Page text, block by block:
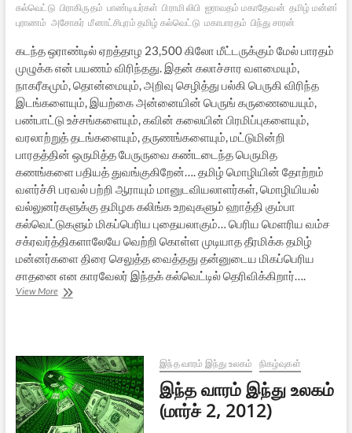
கல்வெட்டு பிராகிருதம் பாண்டியர்கள் பிராமி லிபி ஐராவதம் மகாதேவன் தமிழ்
புராணம் அசோகர் மீனாட்சிபுரம் தமிழ் கல்வெட்டு மகாபாரதம் பிந்து சாரன்
கடந்த ஒராண்டில் ஏறத்தாழ 23,500 கிலோ மீட்டருக்கும் மேல் பாரதம்
முழுக்க என் பயணம் விரிந்தது. இதன் கலாச்சார வளமையும்,
நாகரீகமும், தொன்மையும், அறிவு செழித்து பல்கி பெருகி விரிந்த
இடங்களையும், இயற்கை அன்னையின் பெருங் கருணையையும்,
பண்பாட்டு உச்சங்களையும், கவின் கலையின் பிரமிப்புகளையும்,
வரலாற்றுத் தடங்களையும், தருணங்களையும், மட்டுமின்றி
பாரதத்தின் ஒருமித்த பேருருவை கண்டடைந்த பெருமித
கணங்களை பதியத் துவங்குகிறேன்…. தமிழ் மொழியின் தோற்றம்
வளர்ச்சி பரவல் பற்றி ஆராயும் மானுடவியலாளர்கள், மொழியியல்
வல்லுனர்களுக்கு தமிழக கலிங்க உறவுகளும் ஹாத்தி கும்பா
கல்வெட்டுகளும் மிகப்பெரிய புதையலாகும்… பெரிய மெளரிய வம்ச
சக்ரவர்த்திகளாலேயே வெற்றி கொள்ள முடியாத தீரமிக்க தமிழ்
மன்னர்களை திரை செலுத்த வைத்தது தன்னுடைய மிகப்பெரிய
சாதனை என காரவேலர் இந்தக் கல்வெட்டில் தெரிவிக்கிறார்….
View Moreபாரத
1
இந்த வாரம் இந்து உலகம் நிகழ்வுகள்
இந்த வாரம் இந்து உலகம்
(மார்ச் 2, 2012)